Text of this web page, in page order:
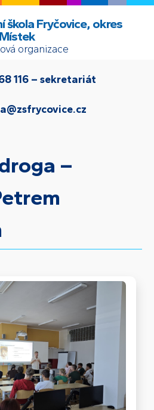
škola Fryčovice, okres
organizace
116 – sekretariát
–